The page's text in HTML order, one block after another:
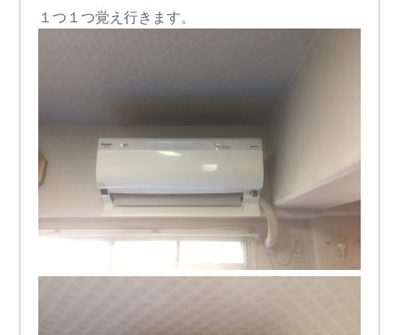
１つ１つ覚え行きます。